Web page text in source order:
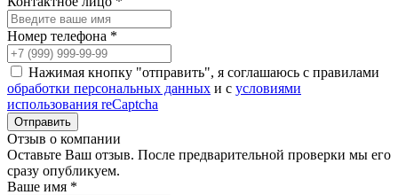
Номер телефона *
Нажимая кнопку "отправить", я соглашаюсь с правилами
обработки персональных данных и с условиями
использования reCaptcha
Отзыв о компании
Оставьте Ваш отзыв. После предварительной проверки мы его
сразу опубликуем.
Ваше имя *